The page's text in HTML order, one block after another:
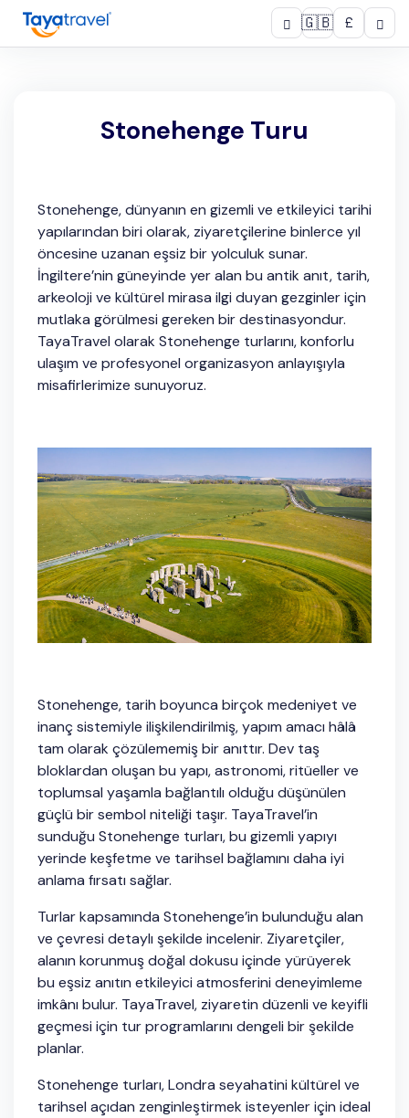
🇬🇧 £
Stonehenge Turu
Stonehenge, dünyanın en gizemli ve etkileyici tarihi
yapılarından biri olarak, ziyaretçilerine binlerce yıl
öncesine uzanan eşsiz bir yolculuk sunar.
İngiltere’nin güneyinde yer alan bu antik anıt, tarih,
arkeoloji ve kültürel mirasa ilgi duyan gezginler için
mutlaka görülmesi gereken bir destinasyondur.
TayaTravel olarak Stonehenge turlarını, konforlu
ulaşım ve profesyonel organizasyon anlayışıyla
misafirlerimize sunuyoruz.
Stonehenge, tarih boyunca birçok medeniyet ve
inanç sistemiyle ilişkilendirilmiş, yapım amacı hâlâ
tam olarak çözülememiş bir anıttır. Dev taş
bloklardan oluşan bu yapı, astronomi, ritüeller ve
toplumsal yaşamla bağlantılı olduğu düşünülen
güçlü bir sembol niteliği taşır. TayaTravel’in
sunduğu Stonehenge turları, bu gizemli yapıyı
yerinde keşfetme ve tarihsel bağlamını daha iyi
anlama fırsatı sağlar.
Turlar kapsamında Stonehenge’in bulunduğu alan
ve çevresi detaylı şekilde incelenir. Ziyaretçiler,
alanın korunmuş doğal dokusu içinde yürüyerek
bu eşsiz anıtın etkileyici atmosferini deneyimleme
imkânı bulur. TayaTravel, ziyaretin düzenli ve keyifli
geçmesi için tur programlarını dengeli bir şekilde
planlar.
Stonehenge turları, Londra seyahatini kültürel ve
tarihsel açıdan zenginleştirmek isteyenler için ideal